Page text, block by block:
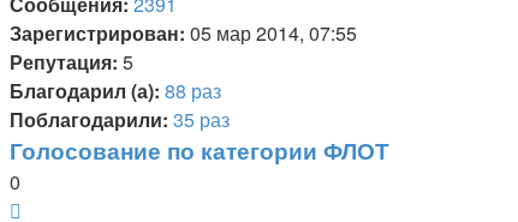
Зарегистрирован: 05 мар 2014, 07:55
Репутация: 5
Благодарил (а): 88 раз
Поблагодарили: 35 раз
Голосование по категории ФЛОТ
0